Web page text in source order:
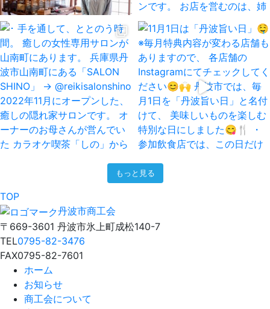
もっと見る
TOP
丹波市商工会
〒669-3601 丹波市氷上町成松140-7
TEL0795-82-3476
FAX0795-82-7601
ホーム
お知らせ
商工会について